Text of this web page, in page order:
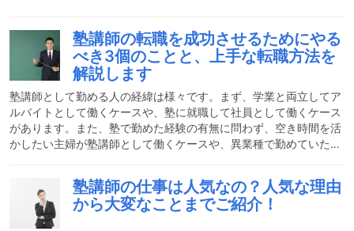
塾講師の転職を成功させるためにやる
べき3個のことと、上手な転職方法を
解説します
塾講師として勤める人の経緯は様々です。まず、学業と両立してア
ルバイトとして働くケースや、塾に就職して社員として働くケース
があります。また、塾で勤めた経験の有無に問わず、空き時間を活
かしたい主婦が塾講師として働くケースや、異業種で勤めていた人
で今回は、塾講師の転職事情に焦点をあてて、転職を考えるように
なる原因や成功するために必要なことを紹介します。塾講師が抱え
る不満の原因塾講師の仕事は、実は働く人に不満が多い高い仕事で
もあります。その要因は様々ですが、大きく三つあります。一つ目
塾講師の仕事は人気なの？人気な理由
から大変なことまでご紹介！